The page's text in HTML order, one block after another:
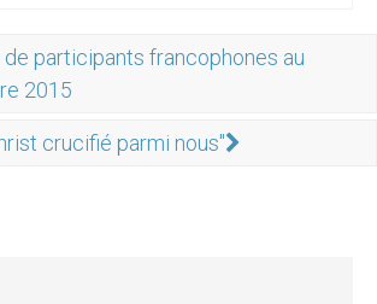
participants francophones au
2015
crucifié parmi nous"